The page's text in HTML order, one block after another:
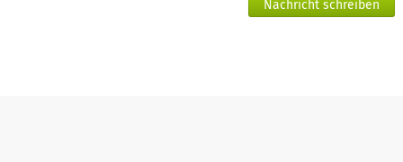
Nachricht schreiben